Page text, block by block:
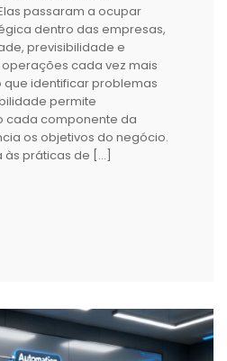
passaram a ocupar
dentro das empresas,
previsibilidade e
cada vez mais
que identificar problemas
permite
cada componente da
os objetivos do negócio.
práticas de […]